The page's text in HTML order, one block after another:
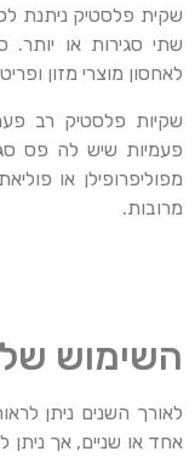
שקית פלסטיק ניתנת
שתי סגירות או
לאחסון מוצרי מזון
שקיות פלסטיק רב
פעמיות שיש לה פס
מפוליפרופילן או
מרובות.
השימוש
לאורך השנים ניתן
אחד או שניים, אך